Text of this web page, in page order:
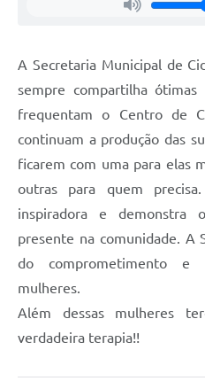
Enquete
Contratos
Agenda
Diário Oficial
Contato
A Secretaria Municipal de
sempre compartilha
frequentam o Centro de
continuam a produção das
ficarem com uma para elas
outras para quem
inspiradora e demonstra
presente na comunidade. A
do comprometimento e
mulheres.
Além dessas mulheres
verdadeira terapia!!